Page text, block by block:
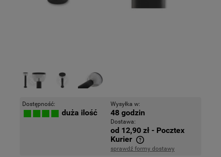
Dostępność:
duża ilość
Wysyłka w:
48 godzin
Dostawa:
od 12,90 zł - Pocztex
Kurier
Cena nie zawiera ewentualnych kosztów płatności
sprawdź formy dostawy